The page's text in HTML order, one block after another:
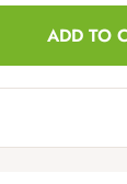
ADD TO